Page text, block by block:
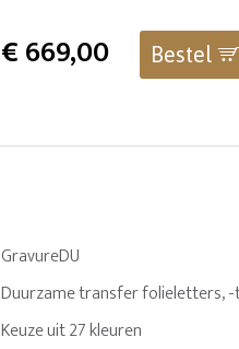
€669,00 Bestel
GravureDU
Duurzame transfer folieletters,
Keuze uit 27 kleuren